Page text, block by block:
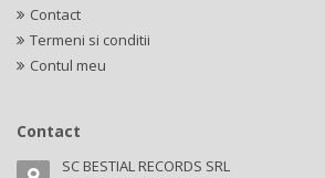
Contact
Termeni si conditii
Contul meu
Contact
SC BESTIAL RECORDS SRL